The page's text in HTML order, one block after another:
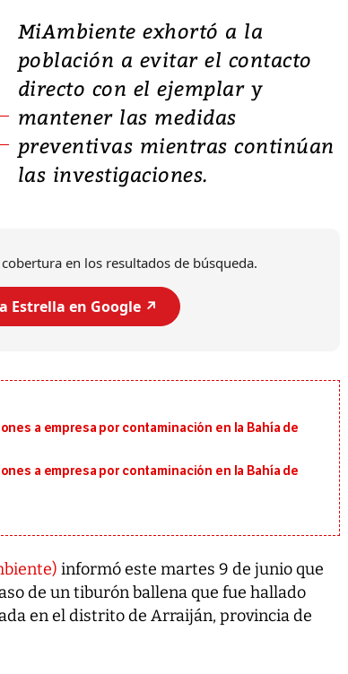
MiAmbiente exhortó a la
población a evitar el contacto
directo con el ejemplar y
mantener las medidas
preventivas mientras continúan
las investigaciones.
en los resultados de búsqueda.
Estrella en Google ↗️
a empresa por contaminación en la Bahía de
a empresa por contaminación en la Bahía de
informó este martes 9 de junio que
de un tiburón ballena que fue hallado
en el distrito de Arraiján, provincia de